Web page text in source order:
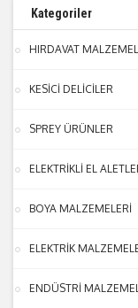
Kategoriler
HIRDAVAT
KESİCİ DELİCİLER
SPREY ÜRÜNLER
ELEKTRİKLİ EL
BOYA MALZEMELERİ
ELEKTRİK
ENDÜSTRİ